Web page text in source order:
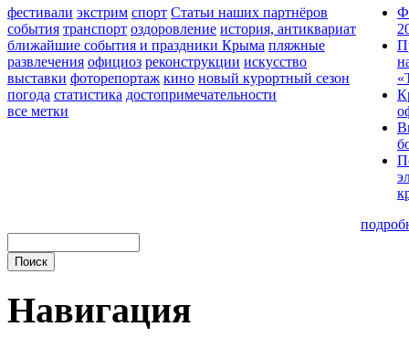
фестивали экстрим спорт Статьи наших партнёров
события транспорт оздоровление история, антиквариат
ближайшие события и праздники Крыма пляжные
развлечения официоз реконструкции искусство
выставки фоторепортаж кино новый курортный сезон
погода статистика достопримечательности
все метки
Навигация